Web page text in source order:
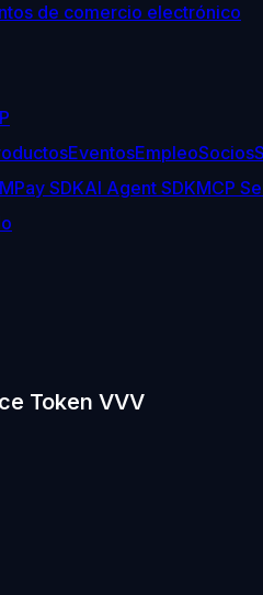
de comercio electrónico
EventosEmpleoSocios
Pay SDKAI Agent SDKMCP
Token VVV